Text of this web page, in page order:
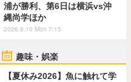
浦が勝利、第6日は横浜vs沖
縄尚学ほか
2026.8.10 Mon 7:15
趣味・娯楽
【夏休み2026】魚に触れて学